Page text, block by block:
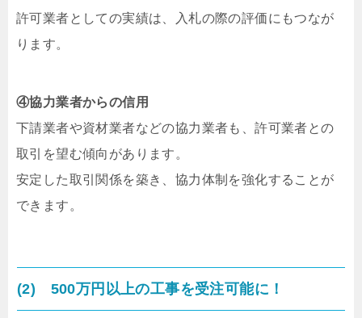
許可業者としての実績は、入札の際の評価にもつなが
ります。
④協力業者からの信用
下請業者や資材業者などの協力業者も、許可業者との
取引を望む傾向があります。
安定した取引関係を築き、協力体制を強化することが
できます。
(2) 500万円以上の工事を受注可能に！